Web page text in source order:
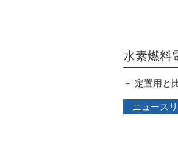
水素燃料
－ 定置用と
ニュース